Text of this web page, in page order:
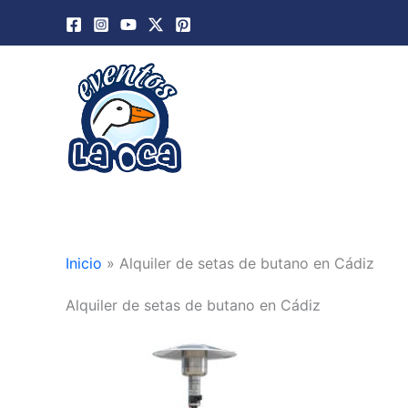
Inicio » Alquiler de setas de butano en Cádiz
Alquiler de setas de butano en Cádiz